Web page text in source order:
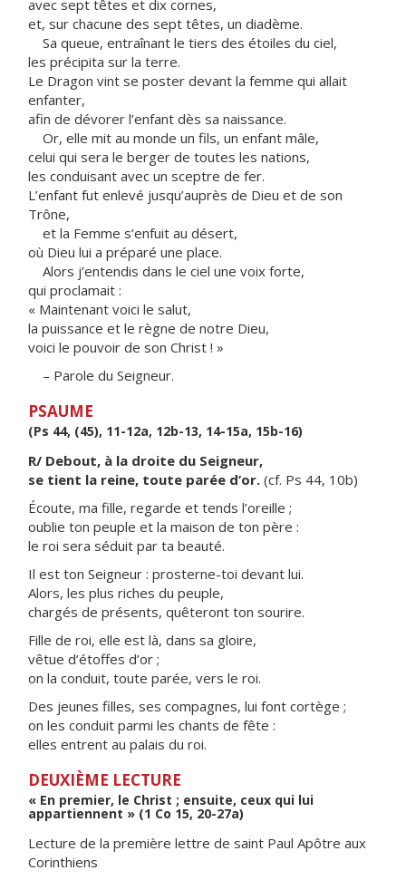
avec sept têtes et dix cornes,
et, sur chacune des sept têtes, un diadème.
Sa queue, entraînant le tiers des étoiles du ciel,
les précipita sur la terre.
Le Dragon vint se poster devant la femme qui allait
enfanter,
afin de dévorer l’enfant dès sa naissance.
Or, elle mit au monde un fils, un enfant mâle,
celui qui sera le berger de toutes les nations,
les conduisant avec un sceptre de fer.
L’enfant fut enlevé jusqu’auprès de Dieu et de son
Trône,
et la Femme s’enfuit au désert,
où Dieu lui a préparé une place.
Alors j’entendis dans le ciel une voix forte,
qui proclamait :
« Maintenant voici le salut,
la puissance et le règne de notre Dieu,
voici le pouvoir de son Christ ! »
– Parole du Seigneur.
PSAUME
(Ps 44, (45), 11-12a, 12b-13, 14-15a, 15b-16)
R/ Debout, à la droite du Seigneur,
se tient la reine, toute parée d’or. (cf. Ps 44, 10b)
Écoute, ma fille, regarde et tends l’oreille ;
oublie ton peuple et la maison de ton père :
le roi sera séduit par ta beauté.
Il est ton Seigneur : prosterne-toi devant lui.
Alors, les plus riches du peuple,
chargés de présents, quêteront ton sourire.
Fille de roi, elle est là, dans sa gloire,
vêtue d’étoffes d’or ;
on la conduit, toute parée, vers le roi.
Des jeunes filles, ses compagnes, lui font cortège ;
on les conduit parmi les chants de fête :
elles entrent au palais du roi.
DEUXIÈME LECTURE
« En premier, le Christ ; ensuite, ceux qui lui
appartiennent » (1 Co 15, 20-27a)
Lecture de la première lettre de saint Paul Apôtre aux
Corinthiens